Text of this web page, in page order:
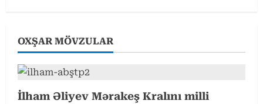
u
e
R
OXŞAR MÖVZULAR
İlham Əliyev Mərakeş Kralını milli